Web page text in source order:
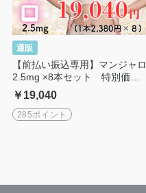
通販
【前払い振込専用】マンジャロ
2.5mg ×8本セット 特別価格
｜診察料・送料無料
￥19,040
285ポイント